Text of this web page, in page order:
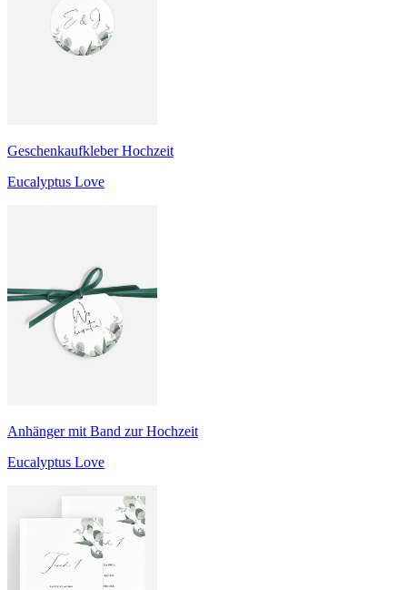
Geschenkaufkleber Hochzeit
Eucalyptus Love
Anhänger mit Band zur Hochzeit
Eucalyptus Love